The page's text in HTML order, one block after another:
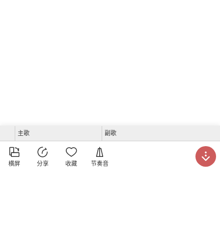
主歌 副歌

横屏

分享

收藏

节奏音
